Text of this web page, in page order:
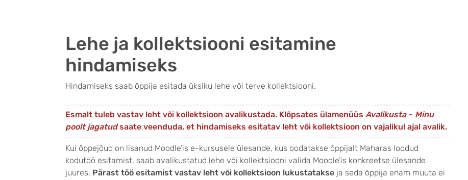
Lehe ja kollektsiooni esitamine
hindamiseks
Hindamiseks saab õppija esitada üksiku lehe või terve kollektsiooni.
Esmalt tuleb vastav leht või kollektsioon avalikustada. Klõpsates ülamenüüs Avalikusta – Minu
poolt jagatudsaate veenduda, et hindamiseks esitatav leht või kollektsioon on vajalikul ajal avalik.
Kui õppejõud on lisanud Moodle’is e-kursusele ülesande, kus oodatakse õppijalt Maharas loodud
kodutöö esitamist, saab avalikustatud lehe või kollektsiooni valida Moodle’is konkreetse ülesande
juures. Pärast töö esitamist vastav leht või kollektsioon lukustatakse ja seda õppija enam muuta ei